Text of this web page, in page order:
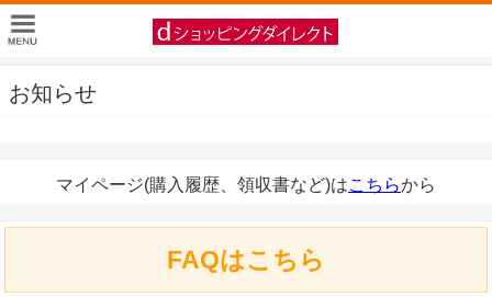
お知らせ
マイページ(購入履歴、領収書など)はこちらから
FAQはこちら